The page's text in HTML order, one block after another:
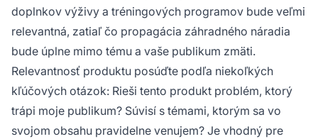
doplnkov výživy a tréningových programov bude veľmi
relevantná, zatiaľ čo propagácia záhradného náradia
bude úplne mimo tému a vaše publikum zmäti.
Relevantnosť produktu posúďte podľa niekoľkých
kľúčových otázok: Rieši tento produkt problém, ktorý
trápi moje publikum? Súvisí s témami, ktorým sa vo
svojom obsahu pravidelne venujem? Je vhodný pre